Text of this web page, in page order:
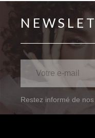
Restez informé de